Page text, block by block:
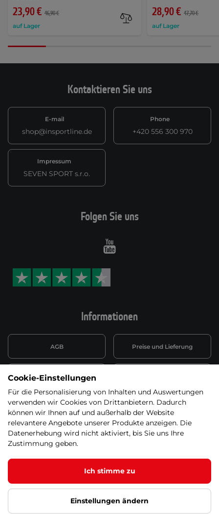
23,90 € 46,90 €
auf Lager
28,90 € 47,70 €
auf Lager
Dieses Produkt ist nicht mehr in unserem
Angebot. Wählen Sie bitte eine der Alternativen
Kontaktieren Sie uns
E-mail
shop@insportline.de
Phone
+420 556 300 970
Impressum
SEVEN SPORT s.r.o.
Informationen
AGB Preise und Lieferung
Datenschutzerklärung
Wiederufsbelehrung mit Link
zum Formular
Batterieentsorgung
Informationen zu Elektro-
und Elektonikgeräten
Widerruf erklären
Folgen Sie uns
Youtube
© 2026 SEVEN SPORT s.r.o Alle Rechte vorbehalten1
Datenschutzgrundsätze Google Datenschutz Google
Partnerseiten Cookie-Einstellungen
Cookie-Einstellungen
Für die Personalisierung von Inhalten und Auswertungen
verwenden wir Cookies von Drittanbietern. Dadurch
können wir Ihnen auf und außerhalb der Website
relevantere Angebote unserer Produkte anzeigen. Die
Datenerhebung wird nicht aktiviert, bis Sie uns Ihre
Zustimmung geben.
Ich stimme zu
Einstellungen ändern